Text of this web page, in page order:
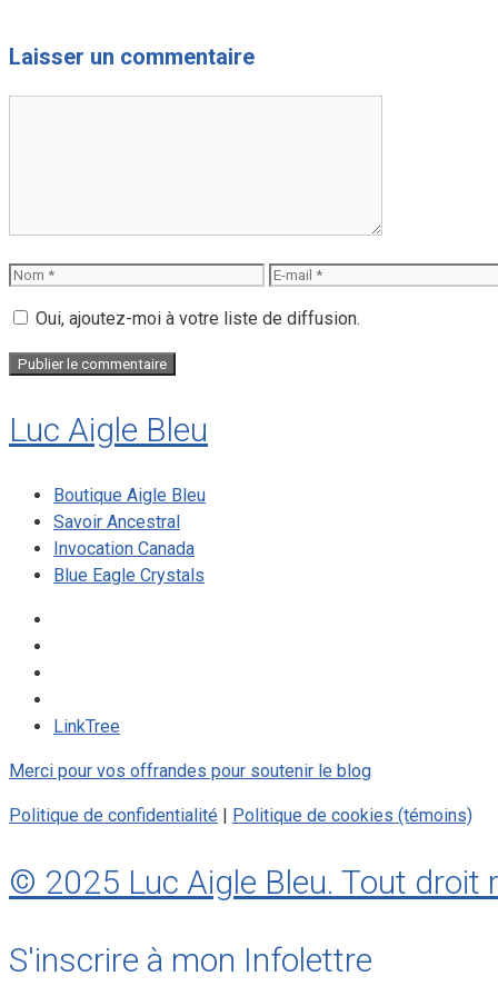
Laisser un commentaire
Nom
E-
Oui, ajoutez-moi à votre liste de diffusion.
Luc Aigle Bleu
Boutique Aigle Bleu
Savoir Ancestral
Invocation Canada
Blue Eagle Crystals
LinkTree
Merci pour vos offrandes pour soutenir le blog
Politique de confidentialité Politique de cookies (témoins)
© 2025 Luc Aigle Bleu. Tout droit
S'inscrire à mon Infolettre